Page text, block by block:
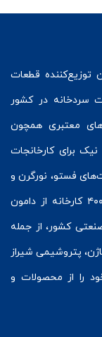
توزیع‌کننده قطعات
سردخانه در کشور
معتبری همچون
برای کارخانجات
فستو، نورگرن و
را توزیع می‌کنیم. تاکنون بیش از ۴۰۰۰ کارخانه از دامون
کشور، از جمله
پتروشیمی شیراز
را از محصولات و